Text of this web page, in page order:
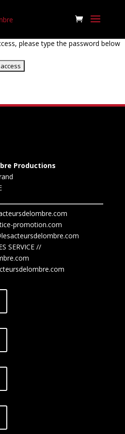
please type the password below
Productions
promotion.com
SERVICE //